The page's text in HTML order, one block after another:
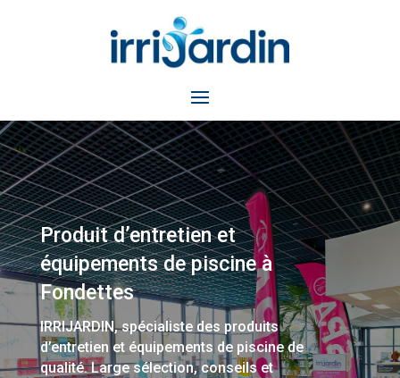
Produit d’entretien et
équipements de piscine à
Fondettes
IRRIJARDIN, spécialiste des produits
d’entretien et équipements de piscine de
qualité. Large sélection, conseils et